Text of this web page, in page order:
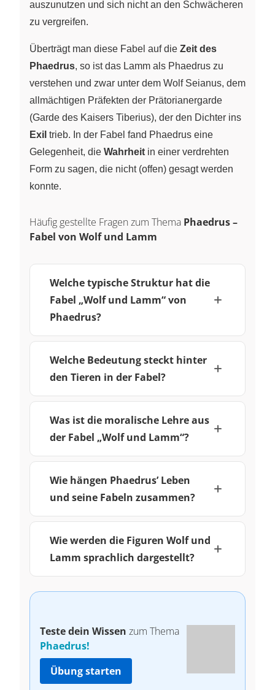
auszunutzen und sich nicht an den Schwächeren
zu vergreifen.
Überträgt man diese Fabel auf die Zeit des
Phaedrus, so ist das Lamm als Phaedrus zu
verstehen und zwar unter dem Wolf Seianus, dem
allmächtigen Präfekten der Prätorianergarde
(Garde des Kaisers Tiberius), der den Dichter ins
Exil trieb. In der Fabel fand Phaedrus eine
Gelegenheit, die Wahrheit in einer verdrehten
Form zu sagen, die nicht (offen) gesagt werden
konnte.
Häufig gestellte Fragen zum Thema Phaedrus –
Fabel von Wolf und Lamm
Welche typische Struktur hat die
Fabel „Wolf und Lamm“ von
Phaedrus?
Welche Bedeutung steckt hinter
den Tieren in der Fabel?
Was ist die moralische Lehre aus
der Fabel „Wolf und Lamm“?
Wie hängen Phaedrus’ Leben
und seine Fabeln zusammen?
Wie werden die Figuren Wolf und
Lamm sprachlich dargestellt?
Teste dein Wissen zum Thema
Phaedrus!
Übung starten